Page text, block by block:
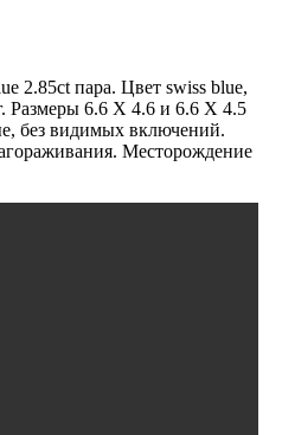
2.85ct пара. Цвет swiss blue,
Размеры 6.6 X 4.6 и 6.6 X 4.5
без видимых включений.
Месторождение